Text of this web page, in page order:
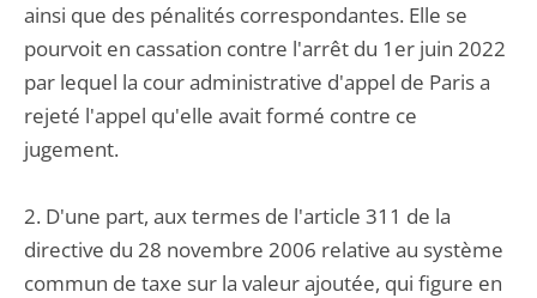
ainsi que des pénalités correspondantes. Elle se
pourvoit en cassation contre l'arrêt du 1er juin 2022
par lequel la cour administrative d'appel de Paris a
rejeté l'appel qu'elle avait formé contre ce
jugement.
2. D'une part, aux termes de l'article 311 de la
directive du 28 novembre 2006 relative au système
commun de taxe sur la valeur ajoutée, qui figure en